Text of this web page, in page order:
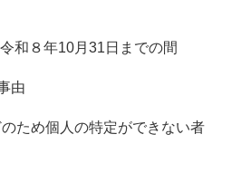
和８年10月31日までの間
由
のため個人の特定ができない者